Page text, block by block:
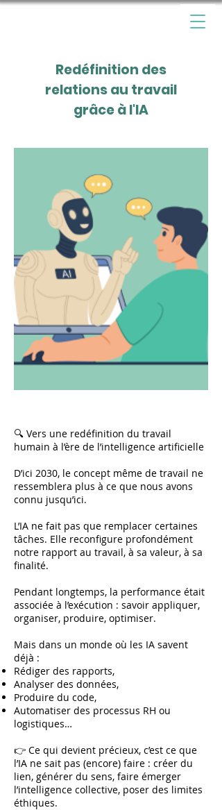
Redéfinition des
relations au travail
grâce à l'IA
🔍 Vers une redéfinition du travail
humain à l’ère de l’intelligence artificielle
D’ici 2030, le concept même de travail ne
ressemblera plus à ce que nous avons
connu jusqu’ici.
L’IA ne fait pas que remplacer certaines
tâches. Elle reconfigure profondément
notre rapport au travail, à sa valeur, à sa
finalité.
Pendant longtemps, la performance était
associée à l’exécution : savoir appliquer,
organiser, produire, optimiser.
Mais dans un monde où les IA savent
déjà :
Rédiger des rapports,
Analyser des données,
Produire du code,
Automatiser des processus RH ou
logistiques…
👉 Ce qui devient précieux, c’est ce que
l’IA ne sait pas (encore) faire : créer du
lien, générer du sens, faire émerger
l’intelligence collective, poser des limites
éthiques.